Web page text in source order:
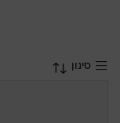
סינון